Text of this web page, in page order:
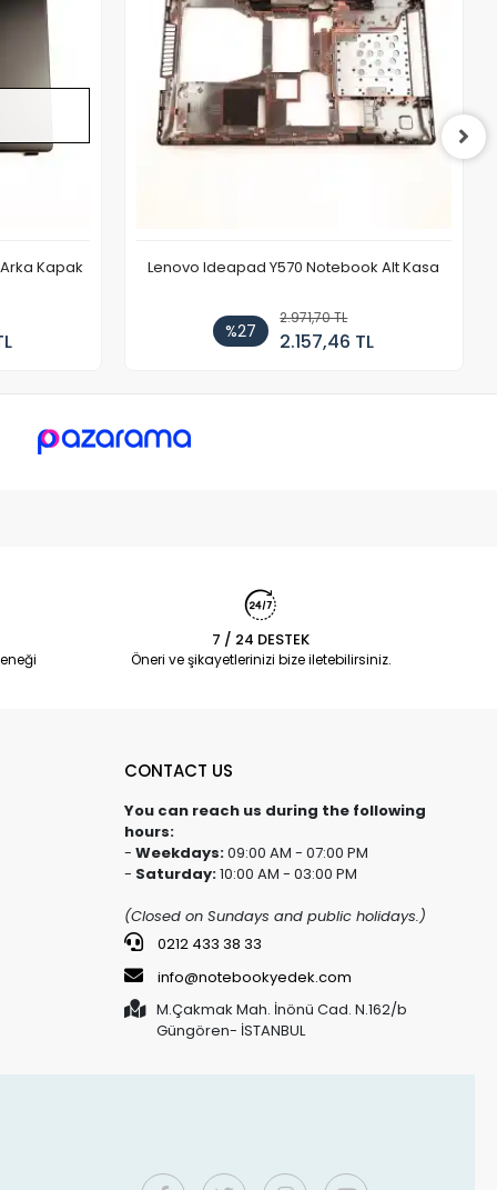
Kapak Lenovo Ideapad Y570 Notebook Alt Kasa
%27
2.971,70 TL
2.157,46 TL
7 / 24 DESTEK
Öneri ve şikayetlerinizi bize iletebilirsiniz.
CONTACT US
You can reach us during the following
hours:
- Weekdays:09:00 AM - 07:00 PM
- Saturday:10:00 AM - 03:00 PM
(Closed on Sundays and public holidays.)
0212 433 38 33
info@notebookyedek.com
M.Çakmak Mah. İnönü Cad. N.162/b
Güngören- İSTANBUL